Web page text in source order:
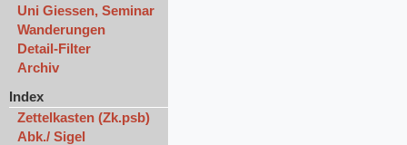
Uni Giessen, Seminar
Wanderungen
Detail-Filter
Archiv
Index
Zettelkasten (Zk.psb)
Abk./ Sigel